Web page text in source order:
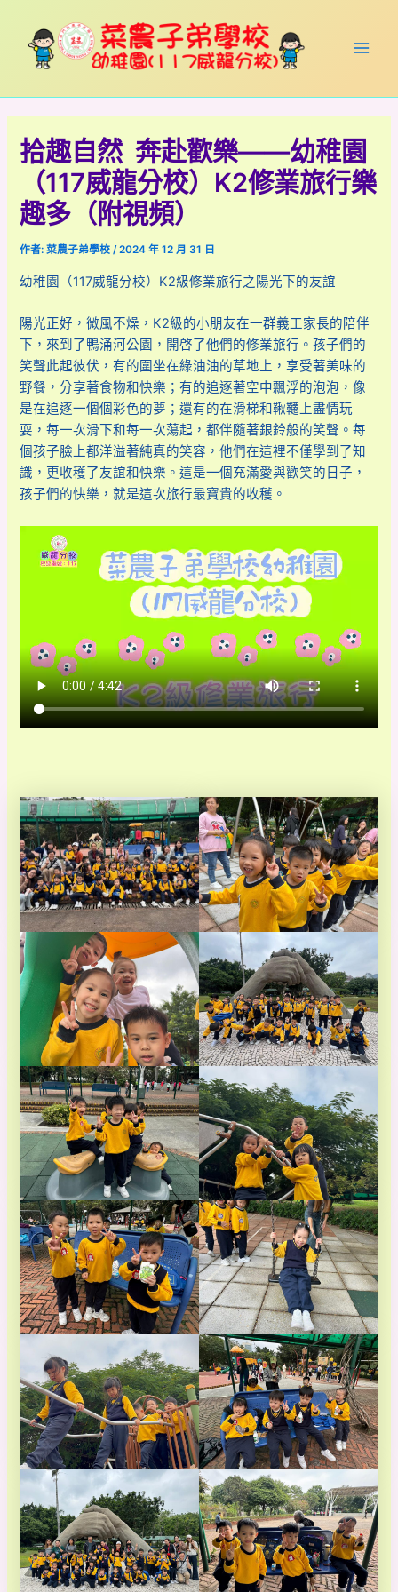
內
容
拾趣自然 奔赴歡樂——幼稚園
（117威龍分校）K2修業旅行樂
趣多（附視頻）
作者:菜農子弟學校/2024 年 12 月 31 日
幼稚園（117威龍分校）K2級修業旅行之陽光下的友誼
陽光正好，微風不燥，K2級的小朋友在一群義工家長的陪伴
下，來到了鴨涌河公園，開啓了他們的修業旅行。孩子們的
笑聲此起彼伏，有的圍坐在綠油油的草地上，享受著美味的
野餐，分享著食物和快樂；有的追逐著空中飄浮的泡泡，像
是在追逐一個個彩色的夢；還有的在滑梯和鞦韆上盡情玩
耍，每一次滑下和每一次蕩起，都伴隨著銀鈴般的笑聲。每
個孩子臉上都洋溢著純真的笑容，他們在這裡不僅學到了知
識，更收穫了友誼和快樂。這是一個充滿愛與歡笑的日子，
孩子們的快樂，就是這次旅行最寶貴的收穫。
navigation